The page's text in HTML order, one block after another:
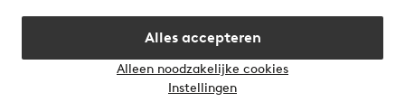
Alles accepteren
Alleen noodzakelijke cookies
Instellingen